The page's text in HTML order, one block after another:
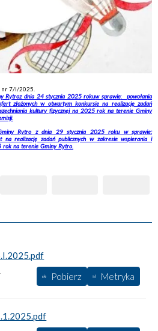
7/I/2025.
Rytroz dnia 24 stycznia 2025 rokuw sprawie:powołania
złożonych w otwartym konkursie na realizację zadań
kultury fizycznej na 2025 rok na terenie Gminy
Rytro z dnia 29 stycznia 2025 roku w sprawie:
na realizację zadań publicznych w zakresie wspierania i
rok na terenie Gminy Rytro.
Pobierz Metryka